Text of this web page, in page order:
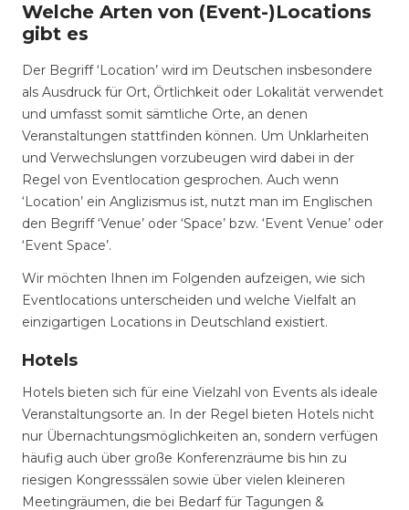
Welche Arten von (Event-)Locations
gibt es
Der Begriff ‘Location’ wird im Deutschen insbesondere
als Ausdruck für Ort, Örtlichkeit oder Lokalität verwendet
und umfasst somit sämtliche Orte, an denen
Veranstaltungen stattfinden können. Um Unklarheiten
und Verwechslungen vorzubeugen wird dabei in der
Regel von Eventlocation gesprochen. Auch wenn
‘Location’ ein Anglizismus ist, nutzt man im Englischen
den Begriff ‘Venue’ oder ‘Space’ bzw. ‘Event Venue’ oder
‘Event Space’.
Wir möchten Ihnen im Folgenden aufzeigen, wie sich
Eventlocations unterscheiden und welche Vielfalt an
einzigartigen Locations in Deutschland existiert.
Hotels
Hotels bieten sich für eine Vielzahl von Events als ideale
Veranstaltungsorte an. In der Regel bieten Hotels nicht
nur Übernachtungsmöglichkeiten an, sondern verfügen
häufig auch über große Konferenzräume bis hin zu
riesigen Kongresssälen sowie über vielen kleineren
Meetingräumen, die bei Bedarf für Tagungen &